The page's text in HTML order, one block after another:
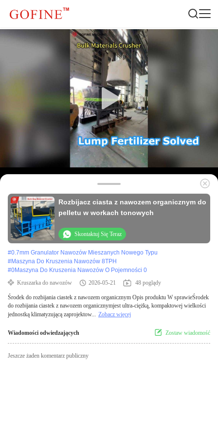
Rozbijacz ciasta z nawozem organicznym do
pelletu w workach tonowych
Skontaktuj Się Teraz
#0.7mm Granulator Nawozów Mieszanych Nowego Typu
#Maszyna Do Kruszenia Nawozów 8TPH
#0Maszyna Do Kruszenia Nawozów O Pojemności 0
Kruszarka do nawozów
2026-05-21 48 poglądy
Środek do rozbijania ciastek z nawozem organicznym Opis produktu W sprawieŚrodek
do rozbijania ciastek z nawozem organicznymjest ultra-ciężką, kompaktowej wielkości
jednostką klimatyzującą zaprojektow... Zobacz więcej
Wiadomości odwiedzających Zostaw wiadomość
Jeszcze żaden komentarz publiczny